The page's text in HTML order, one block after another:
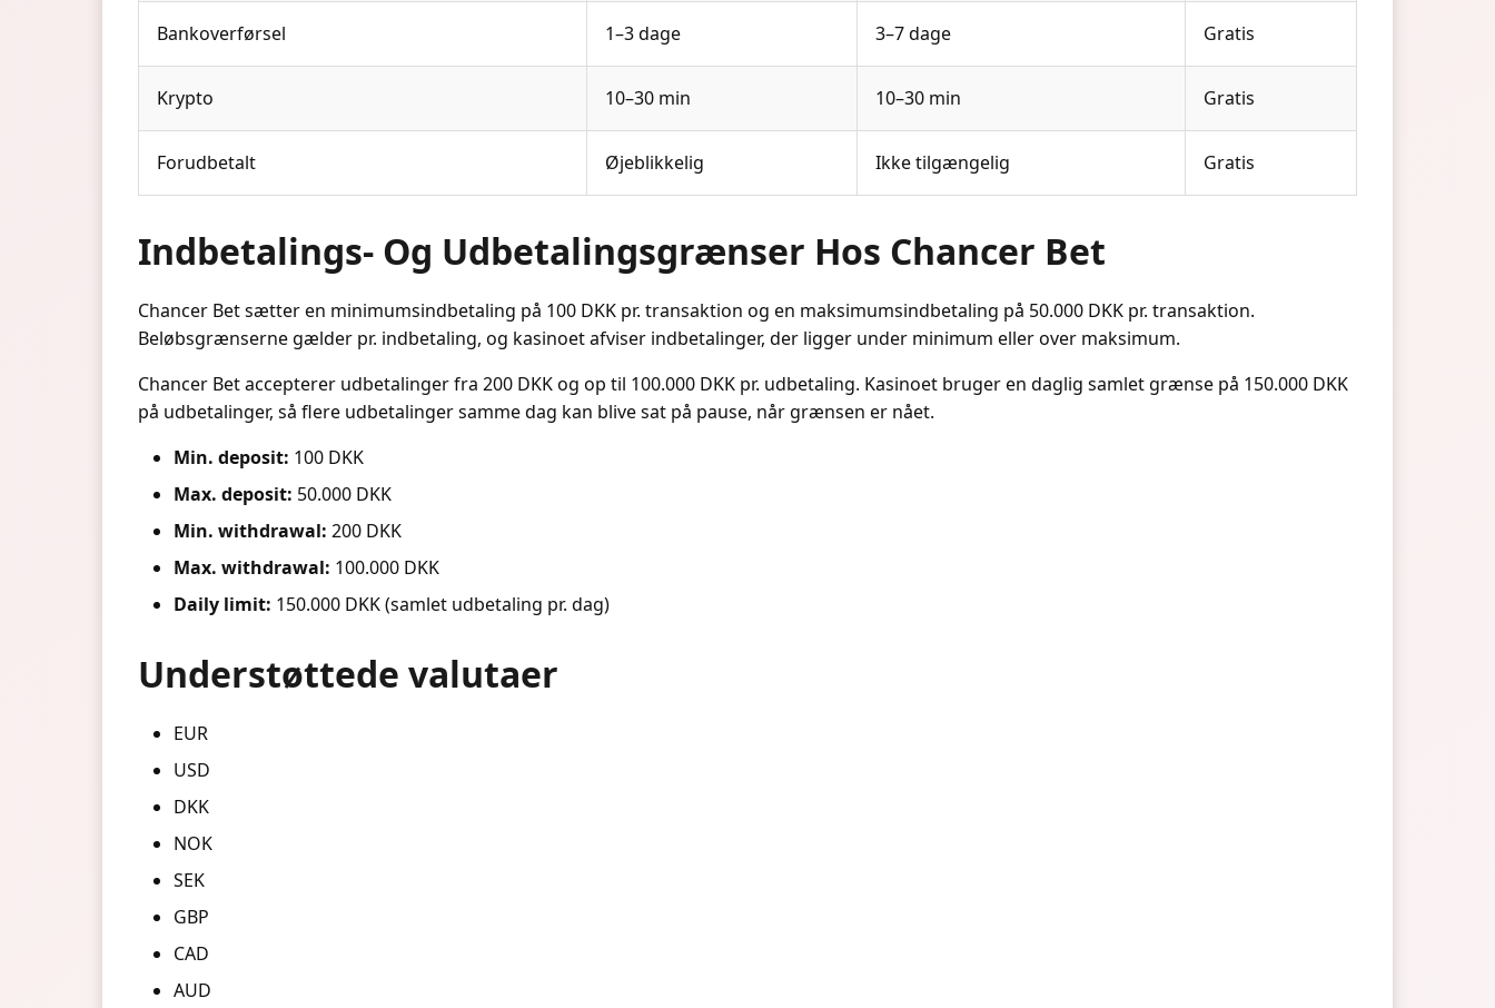
Bankoverførsel 1–3 dage 3–7 dage Gratis
Krypto 10–30 min 10–30 min Gratis
Forudbetalt Øjeblikkelig Ikke tilgængelig Gratis
Indbetalings- Og Udbetalingsgrænser Hos Chancer Bet
Chancer Bet sætter en minimumsindbetaling på 100 DKK pr. transaktion og en maksimumsindbetaling på 50.000 DKK pr. transaktion.
Beløbsgrænserne gælder pr. indbetaling, og kasinoet afviser indbetalinger, der ligger under minimum eller over maksimum.
Chancer Bet accepterer udbetalinger fra 200 DKK og op til 100.000 DKK pr. udbetaling. Kasinoet bruger en daglig samlet grænse på 150.000 DKK
på udbetalinger, så flere udbetalinger samme dag kan blive sat på pause, når grænsen er nået.
Min. deposit: 100 DKK
Max. deposit: 50.000 DKK
Min. withdrawal: 200 DKK
Max. withdrawal: 100.000 DKK
Daily limit: 150.000 DKK (samlet udbetaling pr. dag)
Understøttede valutaer
EUR
USD
DKK
NOK
SEK
GBP
CAD
AUD